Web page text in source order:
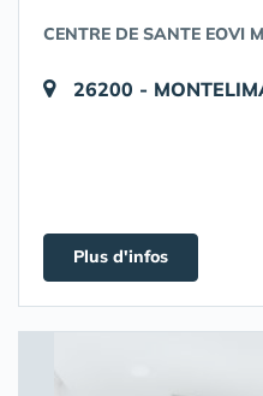
CENTRE DE SANTE EOVI
26200 -
Plus d'infos